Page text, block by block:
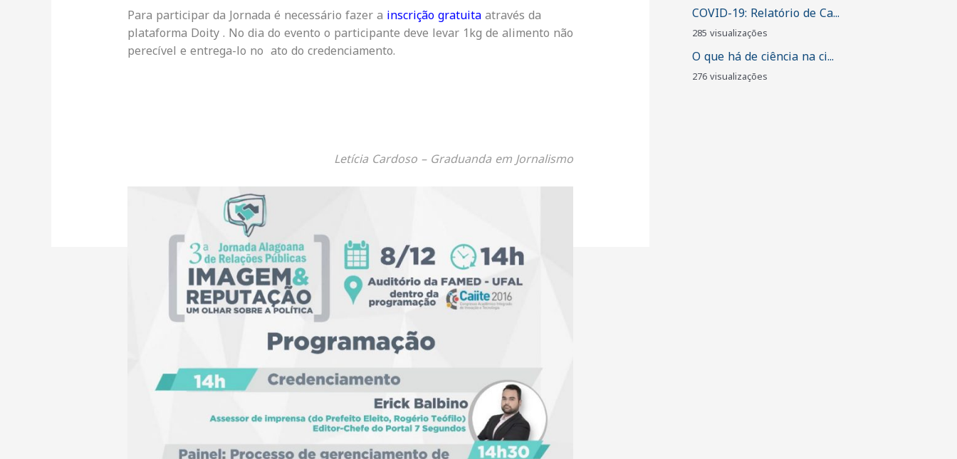
Para participar da Jornada é necessário fazer a inscrição gratuitaatravés da
plataforma Doity . No dia do evento o participante deve levar 1kg de alimento não
perecível e entrega-lo no ato do credenciamento.
Letícia Cardoso – Graduanda em Jornalismo
COVID-19: Relatório de Ca...
285 visualizações
O que há de ciência na ci...
276 visualizações